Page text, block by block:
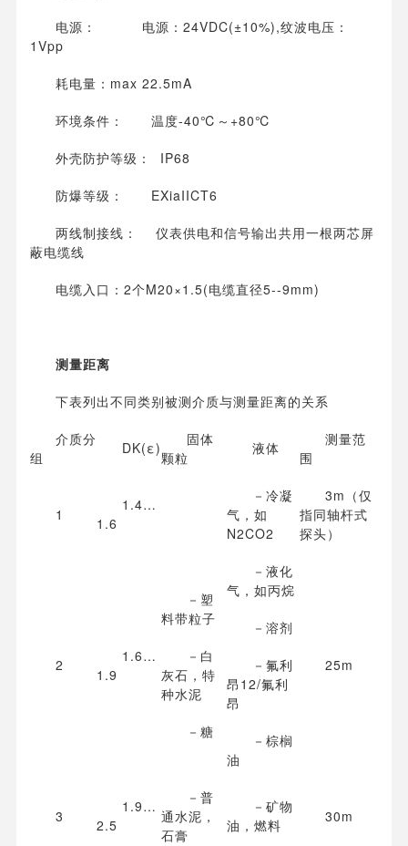
电源： 电源：24VDC(±10%),纹波电压：
1Vpp
耗电量：max 22.5mA
环境条件： 温度-40℃～+80℃
外壳防护等级： IP68
防爆等级： EXiaIICT6
两线制接线： 仪表供电和信号输出共用一根两芯屏
蔽电缆线
电缆入口：2个M20×1.5(电缆直径5--9mm)
测量距离
下表列出不同类别被测介质与测量距离的关系
介质分
组
DK(ε)
固体
颗粒
液体
测量范
围
1
1.4…
1.6
－冷凝
气，如
N2CO2
3m（仅
指同轴杆式
探头）
2
1.6…
1.9
－塑
料带粒子
－白
灰石，特
种水泥
－糖
－液化
气，如丙烷
－溶剂
－氟利
昂12/氟利
昂
－棕榈
油
25m
3
1.9…
2.5
－普
通水泥，
石膏
－矿物
油，燃料
30m